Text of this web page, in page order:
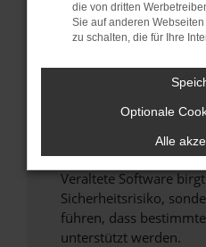
anderen Browser
Fenster?
Das kann manchmal
Probleme zu beheben.
Stelle sicher, dass
Betriebssystem auf
sind.
Veraltete Software
Sicherheitsrisiko,
führen, dass
unterstützt werden.
die von dritten
Sie auf anderen
zu schalten, die für Ihre
Optionale
Alle